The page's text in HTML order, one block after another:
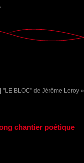
| "LE BLOC" de Jérôme Leroy »
chantier poétique